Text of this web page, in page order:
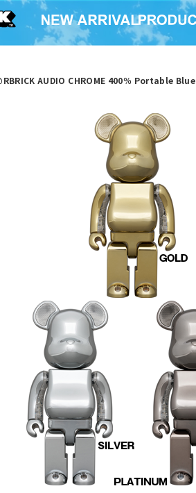
AUDIO CHROME 400％ Portable